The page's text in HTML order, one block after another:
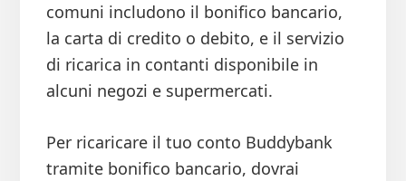
comuni includono il bonifico bancario,
la carta di credito o debito, e il servizio
di ricarica in contanti disponibile in
alcuni negozi e supermercati.
Per ricaricare il tuo conto Buddybank
tramite bonifico bancario, dovrai